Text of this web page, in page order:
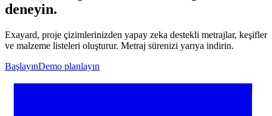
deneyin.
Exayard, proje çizimlerinizden yapay zeka destekli metrajlar, keşifler
ve malzeme listeleri oluşturur. Metraj sürenizi yarıya indirin.
BaşlayınDemo planlayın